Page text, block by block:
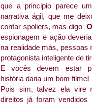
que a principio parece
narrativa ágil, que me
contar spoliers, mas digo
espionagem e ação
na realidade más, pessoas
protagonista inteligente de
E vocês devem estar
história daria um bom filme!
Pois sim, talvez ela vire
direitos já foram